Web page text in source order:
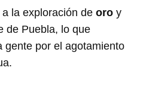
a la exploración deoro y
de Puebla, lo que
gente por el agotamiento